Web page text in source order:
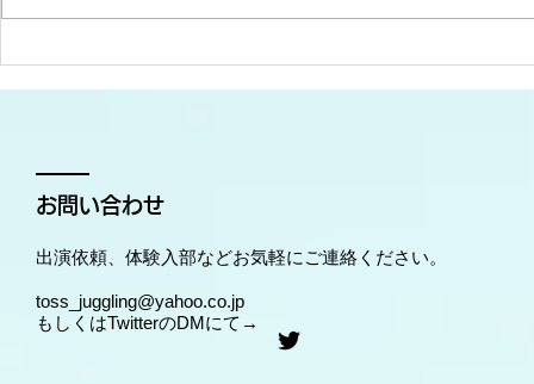
2025年度PVを公開しまし
2024年度
お問い合わせ
​出演依頼、体験入部などお気軽にご連絡ください。
toss_juggling@yahoo.co.jp
​もしくはTwitterのDMにて→